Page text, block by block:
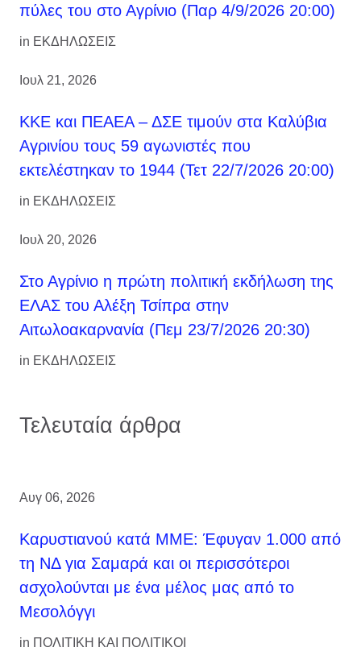
πύλες του στο Αγρίνιο (Παρ 4/9/2026 20:00)
in ΕΚΔΗΛΩΣΕΙΣ
Ιουλ 21, 2026
ΚΚΕ και ΠΕΑΕΑ – ΔΣΕ τιμούν στα Καλύβια
Αγρινίου τους 59 αγωνιστές που
εκτελέστηκαν το 1944 (Τετ 22/7/2026 20:00)
in ΕΚΔΗΛΩΣΕΙΣ
Ιουλ 20, 2026
Στο Αγρίνιο η πρώτη πολιτική εκδήλωση της
ΕΛΑΣ του Αλέξη Τσίπρα στην
Αιτωλοακαρνανία (Πεμ 23/7/2026 20:30)
in ΕΚΔΗΛΩΣΕΙΣ
Τελευταία άρθρα
Αυγ 06, 2026
Καρυστιανού κατά ΜΜΕ: Έφυγαν 1.000 από
τη ΝΔ για Σαμαρά και οι περισσότεροι
ασχολούνται με ένα μέλος μας από το
Μεσολόγγι
in ΠΟΛΙΤΙΚΗ ΚΑΙ ΠΟΛΙΤΙΚΟΙ